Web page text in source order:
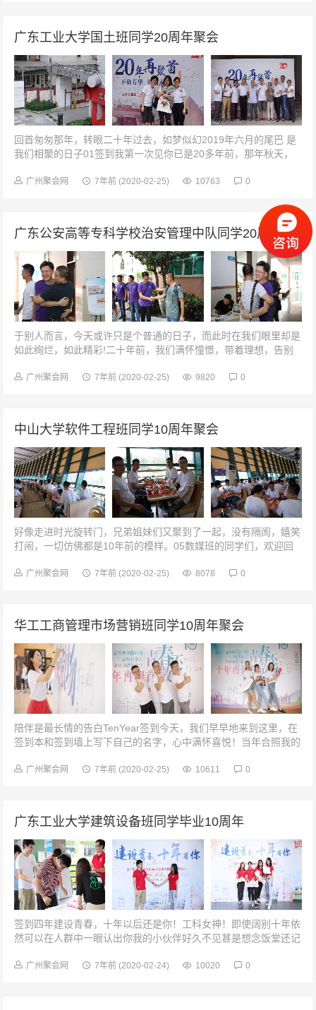
广东工业大学国土班同学20周年聚会
回首匆匆那年，转眼二十年过去，如梦似幻2019年六月的尾巴 是
我们相聚的日子01签到我第一次见你已是20多年前，那年秋天，
呼，你我还...
广州聚会网 7年前 (2020-02-25) 10763 0
广东公安高等专科学校治安管理中队同学20周年聚会
于别人而言，今天或许只是个普通的日子，而此时在我们眼里却是
如此绚烂，如此精彩!二十年前，我们满怀憧憬，带着理想，告别
桑和生活的变迁，然而，永远...
广州聚会网 7年前 (2020-02-25) 9820 0
中山大学软件工程班同学10周年聚会
好像走进时光旋转门，兄弟姐妹们又聚到了一起，没有隔阂，嬉笑
打闹，一切仿佛都是10年前的模样。05数媒班的同学们，欢迎回
只是校道的树苗长成了大树...
广州聚会网 7年前 (2020-02-25) 8078 0
华工工商管理市场营销班同学10周年聚会
陪伴是最长情的告白TenYear签到今天，我们早早地来到这里，在
签到本和签到墙上写下自己的名字，心中满怀喜悦！当年合照我的
长情的告白Ten...
广州聚会网 7年前 (2020-02-25) 10611 0
广东工业大学建筑设备班同学毕业10周年
签到四年建设青春，十年以后还是你！工科女神！即使阔别十年依
然可以在人群中一眼认出你我的小伙伴好久不见甚是想念饭堂还记
但还是那时最熟悉的味道班会...
广州聚会网 7年前 (2020-02-24) 10020 0